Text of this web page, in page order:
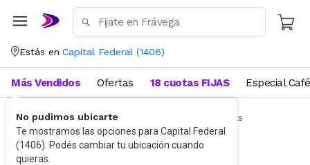
Estás en Capital Federal (1406)
No pudimos ubicarte
Te mostramos las opciones para Capital Federal
(1406). Podés cambiar tu ubicación cuando
quieras.
Más Vendidos Ofertas 18 cuotas FIJAS Especial Café
Accesorios de Informática Funda Notebooks